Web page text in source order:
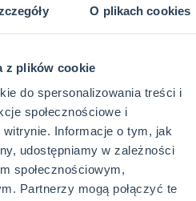
O plikach cookies
z plików cookie
do spersonalizowania treści i
społecznościowe i
Informacje o tym, jak
udostępniamy w zależności
społecznościowym,
Partnerzy mogą połączyć te
potencjalnego
o wykupieniu
gwarantuje wypłatę
uszkodzenia roweru, jak
Tutaj warto zwrócić
od kradzieży działa także w